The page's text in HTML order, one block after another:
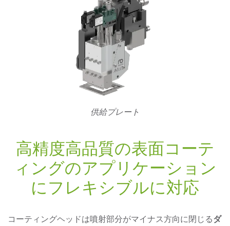
供給プレート
高精度高品質の表面コーテ
ィングのアプリケーション
にフレキシブルに対応
コーティングヘッドは噴射部分がマイナス方向に閉じるダ